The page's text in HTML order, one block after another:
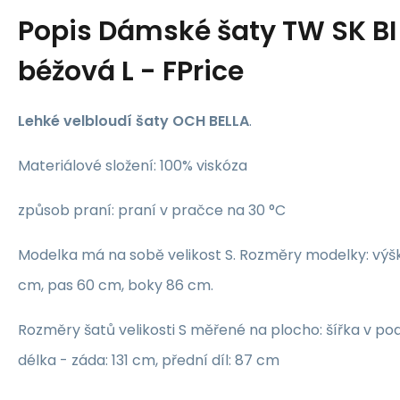
Popis Dámské šaty TW SK
béžová L - FPrice
Lehké velbloudí šaty OCH BELLA.
Materiálové složení: 100% viskóza
způsob praní: praní v pračce na 30 °C
Modelka má na sobě velikost S. Rozměry modelky:
cm, pas 60 cm, boky 86 cm.
Rozměry šatů velikosti S měřené na plocho: šířka v
délka - záda: 131 cm, přední díl: 87 cm